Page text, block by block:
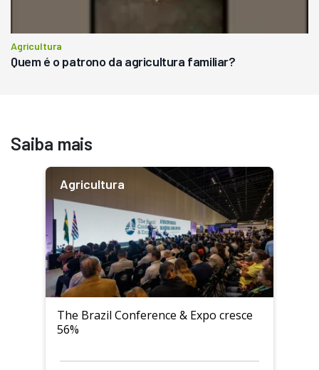
Agricultura
Quem é o patrono da agricultura familiar?
Saiba mais
Agricultura
The Brazil Conference & Expo cresce
56%